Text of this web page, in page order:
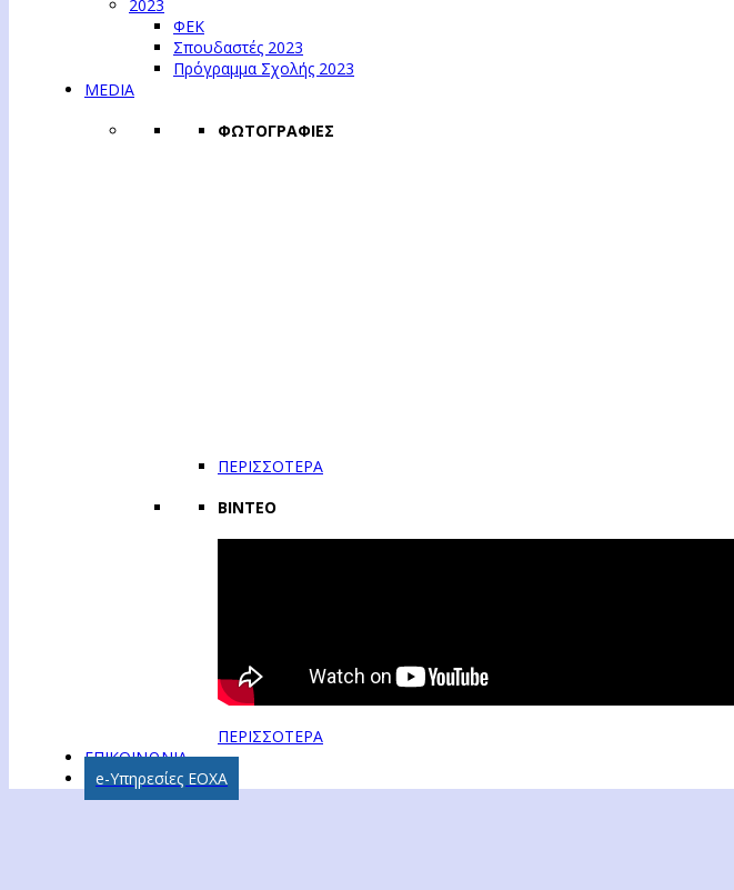
2023
ΦΕΚ
Σπουδαστές 2023
Πρόγραμμα Σχολής 2023
MEDIA
ΦΩΤΟΓΡΑΦΙΕΣ
ΠΕΡΙΣΣΟΤΕΡΑ
ΒΙΝΤΕΟ
ΠΕΡΙΣΣΟΤΕΡΑ
ΕΠΙΚΟΙΝΩΝΙΑ
e-Υπηρεσίες ΕΟΧΑ